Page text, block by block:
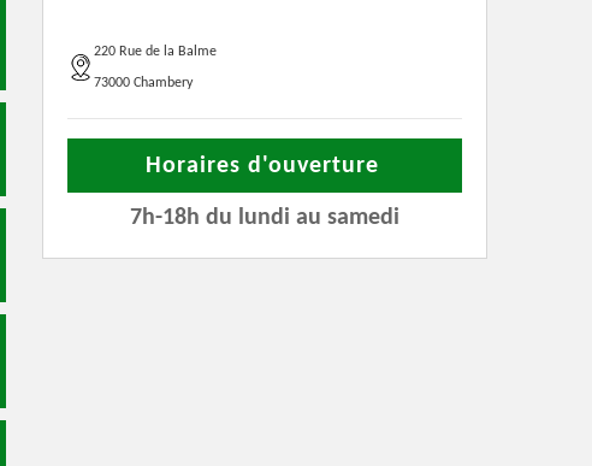
220 Rue de la Balme
73000 Chambery
Horaires d'ouverture
7h-18h du lundi au samedi